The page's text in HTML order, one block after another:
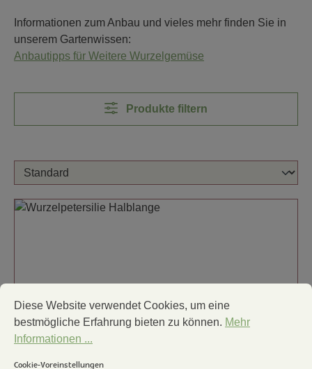
Informationen zum Anbau und vieles mehr finden Sie in
unserem Gartenwissen:
Anbautipps für Weitere Wurzelgemüse
Produkte filtern
Cookie-Voreinstellungen
Diese Website verwendet Cookies, um eine bestmögliche
Diese Website verwendet Cookies, um eine
bestmögliche Erfahrung bieten zu können. Mehr
Informationen ...
Cookie-Voreinstellungen